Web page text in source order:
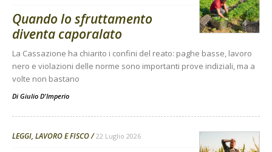
Quando lo sfruttamento
diventa caporalato
La Cassazione ha chiarito i confini del reato: paghe basse, lavoro
nero e violazioni delle norme sono importanti prove indiziali, ma a
volte non bastano
Di Giulio D'Imperio
LEGGI, LAVORO E FISCO 22 Luglio 2026